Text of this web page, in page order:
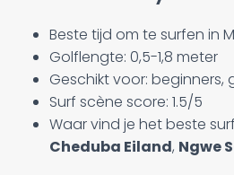
Beste tijd om te surfen in
Golflengte: 0,5-1,8 meter
Geschikt voor: beginners,
Surf scène score: 1.5/5
Waar vind je het beste
Cheduba Eiland, Ngwe